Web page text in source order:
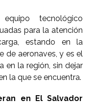
tecnológico
para la atención
estando en la
de aeronaves, y es el
en la región, sin dejar
la que se encuentra.
en El Salvador